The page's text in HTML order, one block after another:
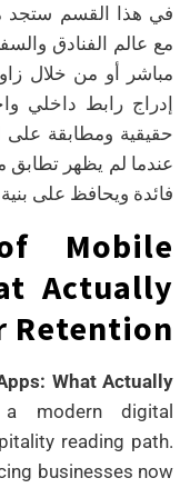
في هذا القسم ستجد
مع عالم الفنادق
مباشر أو من خلال
إدراج رابط داخلي
حقيقية ومطابقة على
عندما لم يظهر تطابق
فائدة ويحافظ على
Mobile
Actually
Retention
What Actually
modern digital
reading path.
businesses now